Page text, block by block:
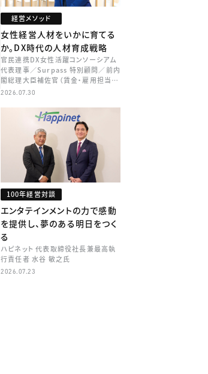
経営メソッド
女性経営人材をいかに育てる
か。DX時代の人材育成戦略
官民連携DX女性活躍コンソーシアム
代表理事／Surpass 特別顧問／前内
閣総理大臣補佐官（賃金・雇用担当）
矢田 稚子
2026.07.30
100年経営対談
エンタテインメントの力で感動
を提供し、夢のある明日をつく
る
ハピネット 代表取締役社長兼最高執
行責任者 水谷 敏之氏
2026.07.23